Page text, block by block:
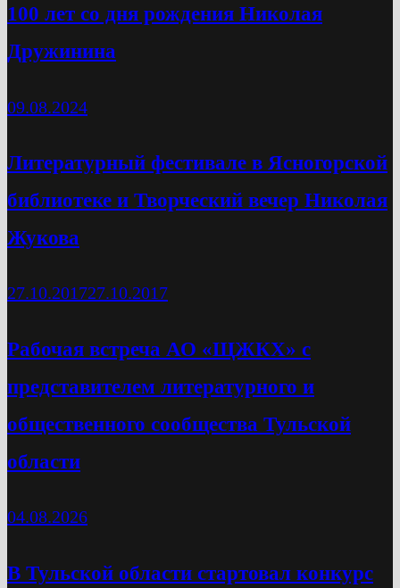
100 лет со дня рождения Николая
Дружинина
09.08.2024
Литературный фестивале в Ясногорской
библиотеке и Творческий вечер Николая
Жукова
27.10.201727.10.2017
Рабочая встреча АО «ЩЖКХ» с
представителем литературного и
общественного сообщества Тульской
области
04.08.2026
В Тульской области стартовал конкурс